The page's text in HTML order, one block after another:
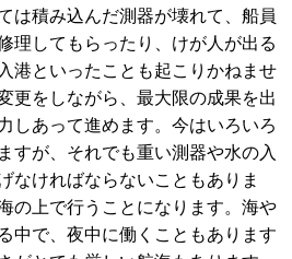
は積み込んだ測器が壊れて、船員
理してもらったり、けが人が出る
港といったことも起こりかねませ
更をしながら、最大限の成果を出
しあって進めます。今はいろいろ
すが、それでも重い測器や水の入
なければならないこともありま
の上で行うことになります。海や
中で、夜中に働くこともあります